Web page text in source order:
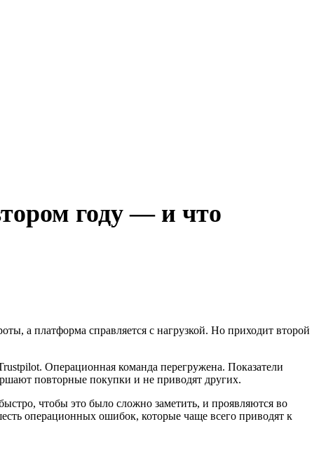
году — и что
а платформа справляется с нагрузкой. Но приходит второй
Операционная команда перегружена. Показатели
повторные покупки и не приводят других.
чтобы это было сложно заметить, и проявляются во
операционных ошибок, которые чаще всего приводят к